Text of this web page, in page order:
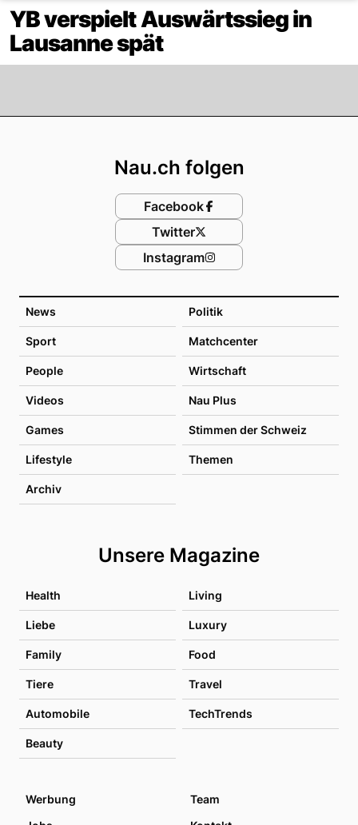
YB verspielt Auswärtssieg in
Lausanne spät
News Politik
Sport Matchcenter
People Wirtschaft
Videos Nau Plus
Games Stimmen der Schweiz
Lifestyle Themen
Archiv
Unsere Magazine
Health Living
Liebe Luxury
Family Food
Tiere Travel
Automobile TechTrends
Beauty
Nau.ch folgen
Facebook
Twitter
Instagram
Werbung
Team